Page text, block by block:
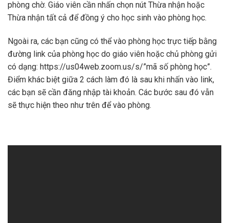
phòng chờ. Giáo viên cần nhấn chọn nút Thừa nhận hoặc
Thừa nhận tất cả để đồng ý cho học sinh vào phòng học.
Ngoài ra, các bạn cũng có thể vào phòng học trực tiếp bằng
đường link của phòng học do giáo viên hoặc chủ phòng gửi
có dạng: https://us04web.zoom.us/s/”mã số phòng học”.
Điểm khác biệt giữa 2 cách làm đó là sau khi nhấn vào link,
các bạn sẽ cần đăng nhập tài khoản. Các bước sau đó vẫn
sẽ thực hiện theo như trên để vào phòng.